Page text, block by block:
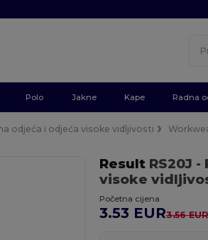
Polo Jakne Kape Radna
odjeća i odjeća visoke vidljivosti
ResultRS20J -
visoke
Početna cijena
3.53 EUR3.56 EUR